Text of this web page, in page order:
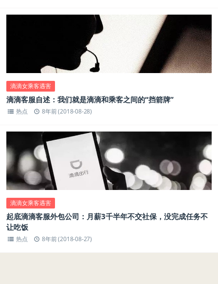
滴滴女乘客遇害
滴滴客服自述：我们就是滴滴和乘客之间的“挡箭牌”
热点 8年前 (2018-08-28)
滴滴女乘客遇害
起底滴滴客服外包公司：月薪3千半年不交社保，没完成任务不
让吃饭
热点 8年前 (2018-08-27)